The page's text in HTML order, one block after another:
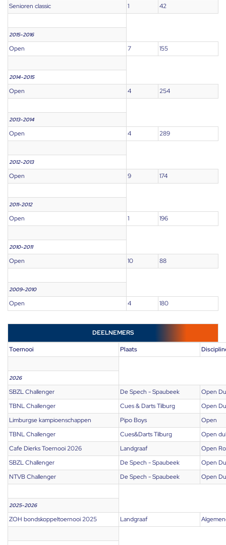
Senioren classic
1 42
2015-2016
Open 7 155
2014-2015
Open 4 254
2013-2014
Open 4 289
2012-2013
Open 9 174
2011-2012
Open 1 196
2010-2011
Open 10 88
2009-2010
Open 4 180
DEELNEMERS
Toernooi Plaats
2026
SBZL Challenger De Spech - Spaubeek
Open
TBNL Challenger
Cues & Darts Tilburg
Open
Limburgse kampioenschappen
Pipo Boys
Open
TBNL Challenger
Cues&Darts Tilburg
Open
Cafe Dierks Toernooi 2026
Landgraaf
Open
SBZL Challenger
De Spech - Spaubeek
Open
NTVB Challenger
De Spech - Spaubeek Open
2025-2026
ZOH bondskoppeltoernooi 2025 Landgraaf